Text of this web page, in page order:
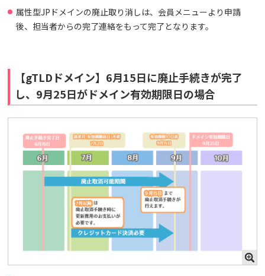
属性型JPドメインの廃止取り消しは、会員メニューより申請
後、担当者からの完了連絡をもって完了となります。
【gTLDドメイン】6月15日に廃止手続きが完了
し、9月25日がドメイン有効期限日の場合